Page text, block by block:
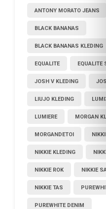
ANTONY MORATO JEANS
BLACK BANANAS
BLACK BANANAS KLEDING
EQUALITE EQUALITE
JOSH V KLEDING
LIUJO KLEDING
LUMIERE MORGAN
MORGANDETOI
NIKKIE KLEDING
NIKKIE ROK NIKKIE
NIKKIE TAS
PUREWHITE DENIM